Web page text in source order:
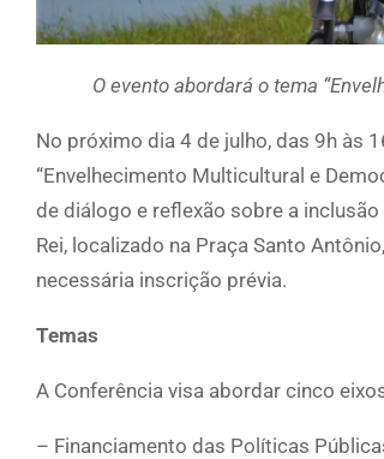
O evento abordará o tema
No próximo dia 4 de julho, das 9h às
“Envelhecimento Multicultural e
de diálogo e reflexão sobre a
Rei, localizado na Praça Santo
necessária inscrição prévia.
Temas
A Conferência visa abordar cinco
– Financiamento das Políticas